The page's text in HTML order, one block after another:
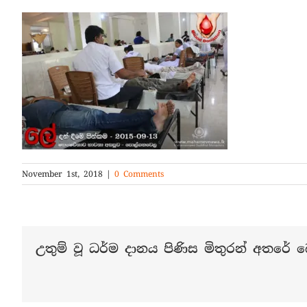
November 1st, 2018 | 0 Comments
උතුම් වූ ධර්ම දානය පිණිස මිතුරන් අතරේ